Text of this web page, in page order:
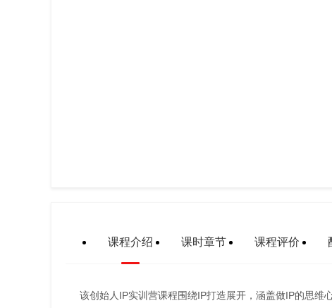
课程介绍 课时章节 课程评价
该创始人IP实训营课程围绕IP打造展开，涵盖做IP的思